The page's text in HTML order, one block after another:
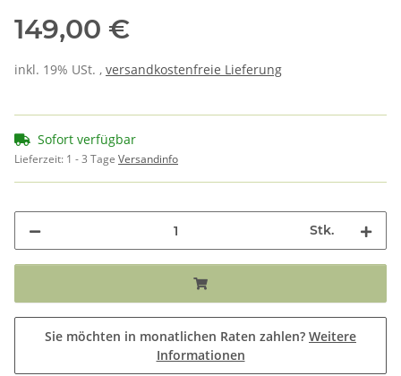
149,00 €
inkl. 19% USt. , versandkostenfreie Lieferung
Sofort verfügbar
Lieferzeit: 1 - 3 Tage Versandinfo
Stk.
Sie möchten in monatlichen Raten zahlen? Weitere
Informationen